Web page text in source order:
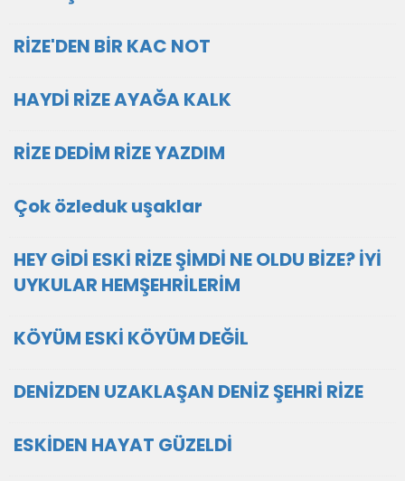
RİZE'DEN BİR KAC NOT
HAYDİ RİZE AYAĞA KALK
RİZE DEDİM RİZE YAZDIM
Çok özleduk uşaklar
HEY GİDİ ESKİ RİZE ŞİMDİ NE OLDU BİZE? İYİ
UYKULAR HEMŞEHRİLERİM
KÖYÜM ESKİ KÖYÜM DEĞİL
DENİZDEN UZAKLAŞAN DENİZ ŞEHRİ RİZE
ESKİDEN HAYAT GÜZELDİ